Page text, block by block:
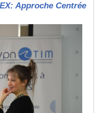
Approche Centrée